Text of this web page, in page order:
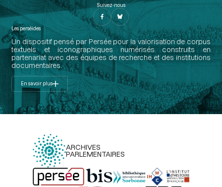
Suivez-nous
Les perséides
Un dispositif pensé par Persée pour la valorisation de corpus
textuels et iconographiques numérisés construits en
partenariat avec des équipes de recherche et des institutions
documentaires.
En savoir plus
ARCHIVES
PARLEMENTAIRES